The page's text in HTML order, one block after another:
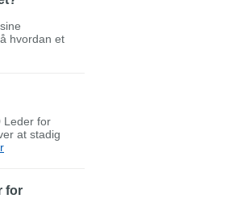
hvordan et
Leder for
at stadig
for